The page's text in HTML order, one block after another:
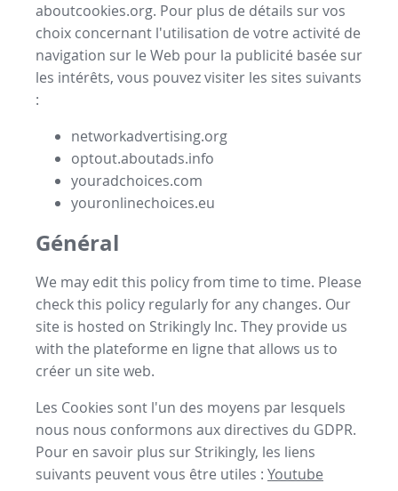
aboutcookies.org. Pour plus de détails sur vos
choix concernant l'utilisation de votre activité de
navigation sur le Web pour la publicité basée sur
les intérêts, vous pouvez visiter les sites suivants
:
networkadvertising.org
optout.aboutads.info
youradchoices.com
youronlinechoices.eu
Général
We may edit this policy from time to time. Please
check this policy regularly for any changes. Our
site is hosted on Strikingly Inc. They provide us
with the plateforme en ligne that allows us to
créer un site web.
Les Cookies sont l'un des moyens par lesquels
nous nous conformons aux directives du GDPR.
Pour en savoir plus sur Strikingly, les liens
suivants peuvent vous être utiles : Youtube